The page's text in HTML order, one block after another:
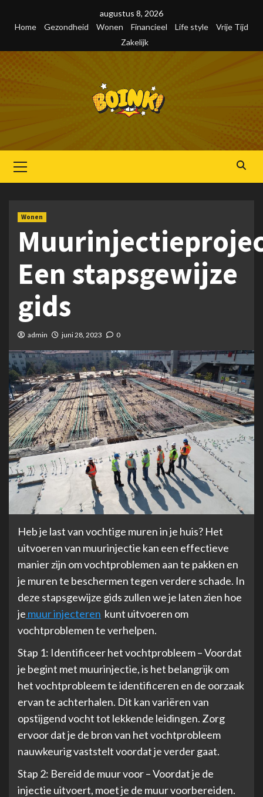
augustus 8, 2026
Home
Gezondheid Wonen Financieel Life style
Vrije Tijd
Zakelijk
menu
Wonen
Een stapsgewijze
gids
admin juni 28, 2023 0
Heb je last van vochtige muren in je huis? Het
uitvoeren van muurinjectie kan een effectieve
manier zijn om vochtproblemen aan te pakken en
je muren te beschermen tegen verdere schade. In
deze stapsgewijze gids zullen we je laten zien hoe
je muur injecteren kunt uitvoeren om
vochtproblemen te verhelpen.
Stap 1: Identificeer het vochtprobleem – Voordat
je begint met muurinjectie, is het belangrijk om
het vochtprobleem te identificeren en de oorzaak
ervan te achterhalen. Dit kan variëren van
opstijgend vocht tot lekkende leidingen. Zorg
ervoor dat je de bron van het vochtprobleem
nauwkeurig vaststelt voordat je verder gaat.
Stap 2: Bereid de muur voor – Voordat je de
injectie uitvoert, moet je de muur voorbereiden.